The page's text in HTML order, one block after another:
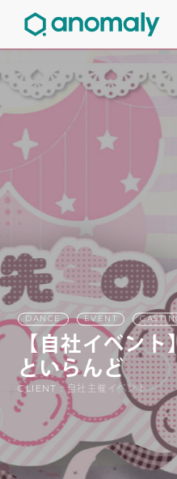
DANCE EVENT
【自社イベン
といらんど
CLIENT : 自社主催イベント